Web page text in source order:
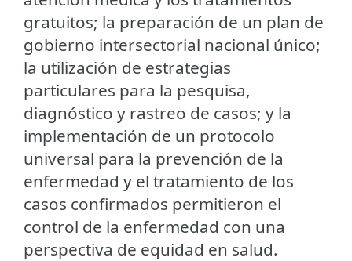
gratuitos; la preparación de un plan de
gobierno intersectorial nacional único;
la utilización de estrategias
particulares para la pesquisa,
diagnóstico y rastreo de casos; y la
implementación de un protocolo
universal para la prevención de la
enfermedad y el tratamiento de los
casos confirmados permitieron el
control de la enfermedad con una
perspectiva de equidad en salud.